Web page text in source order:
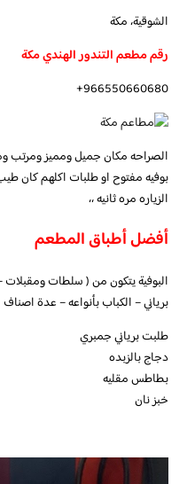
الشوقية، مكة
رقم مطعم التندور الهندي مكة
966550660680+
الصراحه مكان جميل ومميز ومرتب
بوفيه مفتوح او طلبات اكلهم كان
الزياره مره ثانيه ،،
أفضل أطباق المطعم
البوفية يتكون من ( سلطات
برياني – الكباب بأنواعه – عدة
طلبت برياني جمبري
دجاج بالزبده
بطاطس مقليه
خبز نان